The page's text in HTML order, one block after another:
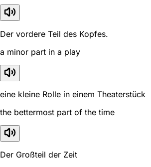
Der vordere Teil des Kopfes.
a minor part in a play
eine kleine Rolle in einem Theaterstück
the bettermost part of the time
Der Großteil der Zeit